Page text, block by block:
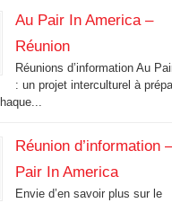
Au Pair In America –
Réunion
Réunions d’information Au
: un projet interculturel à
Réunion d’information
Pair In America
Envie d’en savoir plus sur le